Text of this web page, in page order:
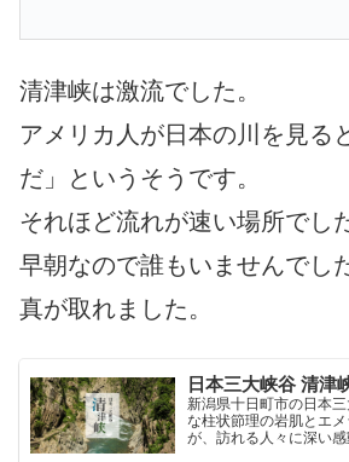
清津峡は激流でした。
アメリカ人が日本の川を見る
だ」というそうです。
それほど流れが速い場所でし
早朝なので誰もいませんでし
真が取れました。
日本三大峡谷 清津
新潟県十日町市の日本
な柱状節理の岩肌とエ
が、訪れる人々に深い